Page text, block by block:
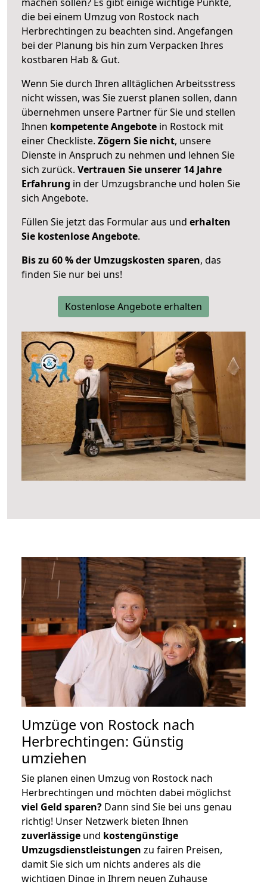
die bei einem Umzug von Rostock nach
Herbrechtingen zu beachten sind. Angefangen
bei der Planung bis hin zum Verpacken Ihres
kostbaren Hab & Gut.
Wenn Sie durch Ihren alltäglichen Arbeitsstress
nicht wissen, was Sie zuerst planen sollen, dann
übernehmen unsere Partner für Sie und stellen
Ihnen kompetente Angebote in Rostock mit
einer Checkliste. Zögern Sie nicht, unsere
Dienste in Anspruch zu nehmen und lehnen Sie
sich zurück. Vertrauen Sie unserer 14 Jahre
Erfahrung in der Umzugsbranche und holen Sie
sich Angebote.
Füllen Sie jetzt das Formular aus und erhalten
Sie kostenlose Angebote.
Bis zu 60 % der Umzugskosten sparen, das
finden Sie nur bei uns!
Kostenlose Angebote erhalten
Umzüge von Rostock nach
Herbrechtingen: Günstig
umziehen
Sie planen einen Umzug von Rostock nach
Herbrechtingen und möchten dabei möglichst
viel Geld sparen? Dann sind Sie bei uns genau
richtig! Unser Netzwerk bieten Ihnen
zuverlässige und kostengünstige
Umzugsdienstleistungen zu fairen Preisen,
damit Sie sich um nichts anderes als die
wichtigen Dinge in Ihrem neuen Zuhause